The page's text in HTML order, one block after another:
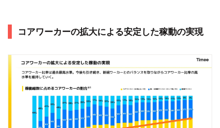
コアワーカーの拡大による安定した稼動の実現